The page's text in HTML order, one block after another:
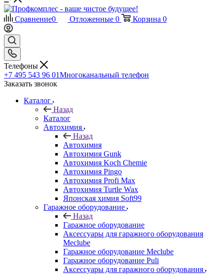
Сравнение0 Отложенные 0 Корзина 0
Телефоны
+7 495 543 96 01Многоканальный телефон
Заказать звонок
Каталог
Назад
Каталог
Автохимия
Назад
Автохимия
Автохимия Gunk
Автохимия Koch Chemie
Автохимия Pingo
Автохимия Profi Max
Автохимия Turtle Wax
Японская химия Soft99
Гаражное оборудование
Назад
Гаражное оборудование
Аксессуары для гаражного оборудования
Meclube
Гаражное оборудование Meclube
Гаражное оборудование Puli
Аксессуары для гаражного оборудования